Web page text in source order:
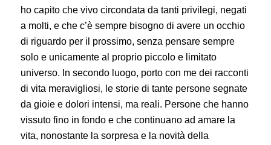
ho capito che vivo circondata da tanti privilegi, negati
a molti, e che c’è sempre bisogno di avere un occhio
di riguardo per il prossimo, senza pensare sempre
solo e unicamente al proprio piccolo e limitato
universo. In secondo luogo, porto con me dei racconti
di vita meravigliosi, le storie di tante persone segnate
da gioie e dolori intensi, ma reali. Persone che hanno
vissuto fino in fondo e che continuano ad amare la
vita, nonostante la sorpresa e la novità della